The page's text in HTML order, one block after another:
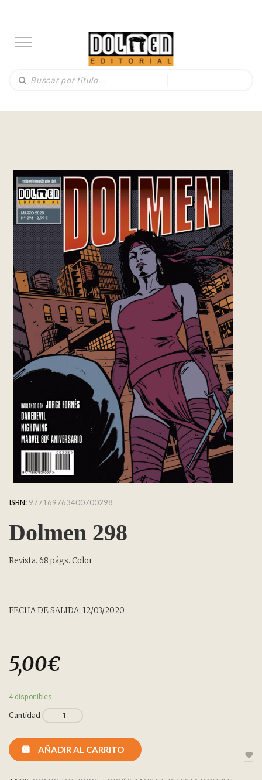
ISBN: 977169763400700298
Dolmen 298
Revista. 68 págs. Color
FECHA DE SALIDA: 12/03/2020
5,00€
4 disponibles
Cantidad
AÑADIR AL CARRITO